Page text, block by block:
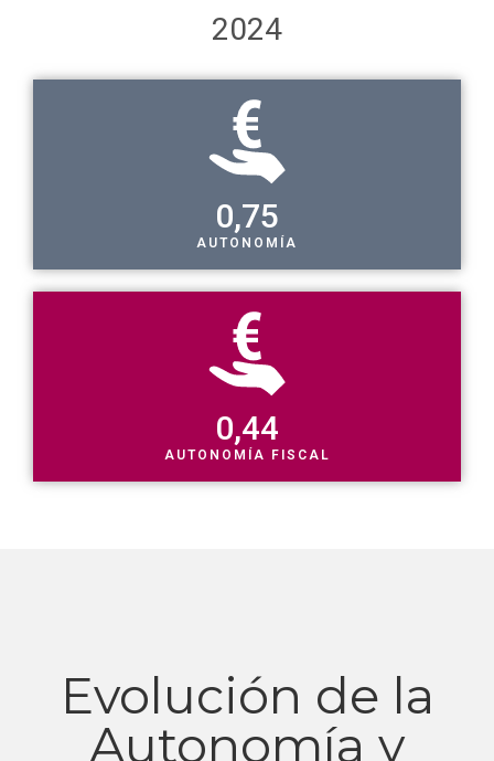
2024
0,75
AUTONOMÍA
0,44
AUTONOMÍA FISCAL
Evolución de la
Autonomía y